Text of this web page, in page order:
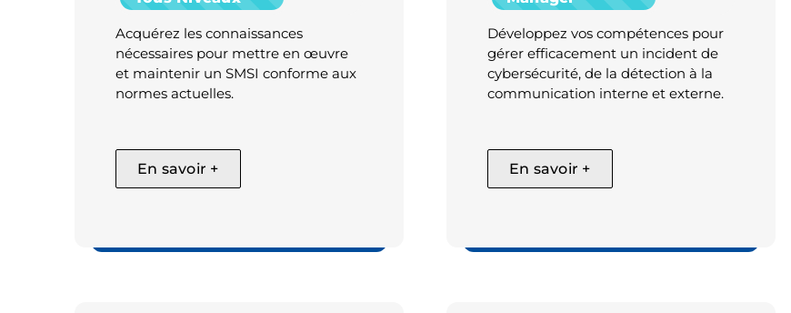
Acquérez les connaissances
nécessaires pour mettre en œuvre
et maintenir un SMSI conforme aux
normes actuelles.
En savoir +
Développez vos compétences pour
gérer efficacement un incident de
cybersécurité, de la détection à la
communication interne et externe.
En savoir +